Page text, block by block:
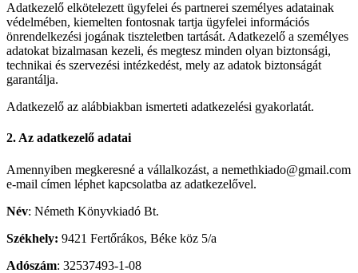
Adatkezelő elkötelezett ügyfelei és partnerei személyes adatainak
védelmében, kiemelten fontosnak tartja ügyfelei információs
önrendelkezési jogának tiszteletben tartását. Adatkezelő a személyes
adatokat bizalmasan kezeli, és megtesz minden olyan biztonsági,
technikai és szervezési intézkedést, mely az adatok biztonságát
garantálja.
Adatkezelő az alábbiakban ismerteti adatkezelési gyakorlatát.
2. Az adatkezelő adatai
Amennyiben megkeresné a vállalkozást, a nemethkiado@gmail.com
e-mail címen léphet kapcsolatba az adatkezelővel.
Név: Németh Könyvkiadó Bt.
Székhely: 9421 Fertőrákos, Béke köz 5/a
Adószám: 32537493-1-08